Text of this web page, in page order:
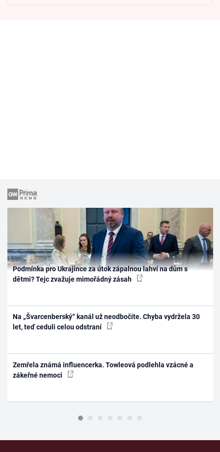
Podmínka pro Ukrajince za útok zápalnou lahví na dům s
dětmi? Tejc zvažuje mimořádný zásah
Na „Švarcenberský“ kanál už neodbočíte. Chyba vydržela 30
let, teď ceduli celou odstraní
Zemřela známá influencerka. Towleová podlehla vzácné a
zákeřné nemoci